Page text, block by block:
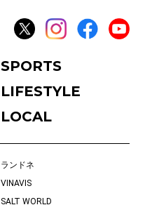
SPORTS
LIFESTYLE
LOCAL
ランドネ
VINAVIS
SALT WORLD